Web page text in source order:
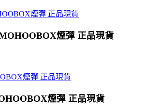
煙彈 正品現貨
煙彈 正品現貨